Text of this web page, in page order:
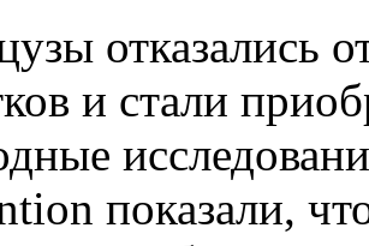
отказались
и стали
показали,